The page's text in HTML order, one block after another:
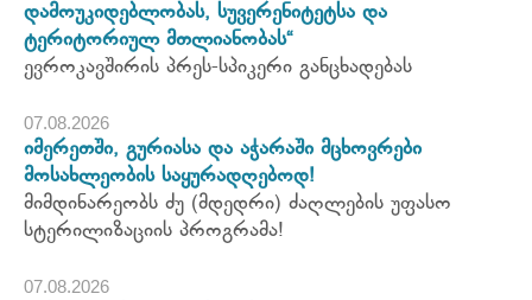
დამოუკიდებლობას, სუვერენიტეტსა და
ტერიტორიულ მთლიანობას“
ევროკავშირის პრეს-სპიკერი განცხადებას
07.08.2026
იმერეთში, გურიასა და აჭარაში მცხოვრები
მოსახლეობის საყურადღებოდ!
მიმდინარეობს ძუ (მდედრი) ძაღლების უფასო
სტერილიზაციის პროგრამა!
07.08.2026